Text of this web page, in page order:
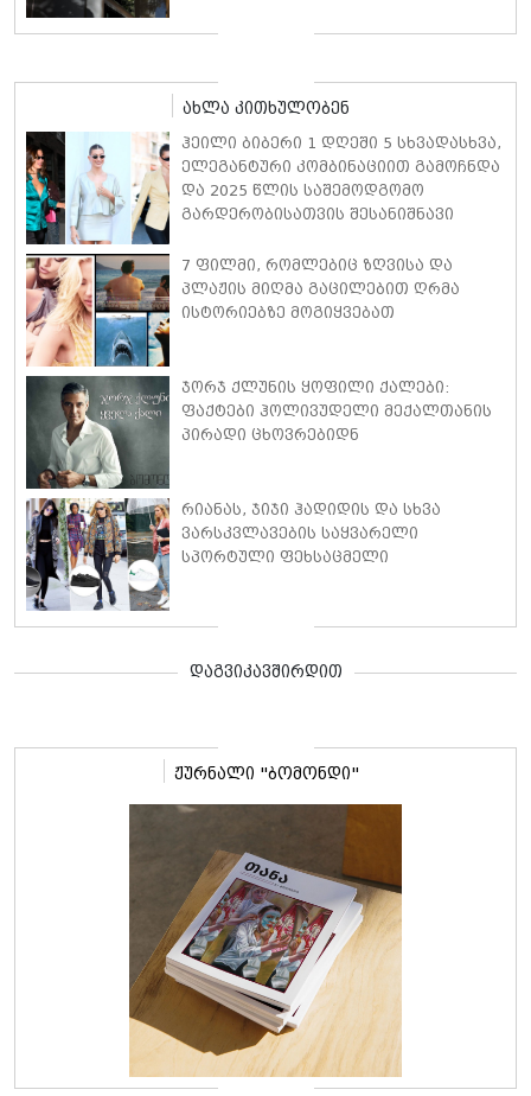
მინიკაბით გამოჩნდა
ახლა კითხულობენ
ჰეილი ბიბერი 1 დღეში 5 სხვადასხვა,
ელეგანტური კომბინაციით გამოჩნდა
და 2025 წლის საშემოდგომო
გარდერობისათვის შესანიშნავი
7 ფილმი, რომლებიც ზღვისა და
პლაჟის მიღმა გაცილებით ღრმა
ისტორიებზე მოგიყვებათ
ჯორჯ ქლუნის ყოფილი ქალები:
ფაქტები ჰოლივუდელი მექალთანის
პირადი ცხოვრებიდნ
რიანას, ჯიჯი ჰადიდის და სხვა
ვარსკვლავების საყვარელი
სპორტული ფეხსაცმელი
დაგვიკავშირდით
ჟურნალი "ბომონდი"